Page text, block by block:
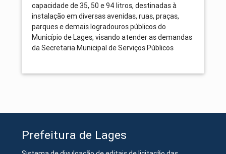
capacidade de 35, 50 e 94 litros, destinadas à
instalação em diversas avenidas, ruas, praças,
parques e demais logradouros públicos do
Município de Lages, visando atender as demandas
da Secretaria Municipal de Serviços Públicos
Prefeitura de Lages